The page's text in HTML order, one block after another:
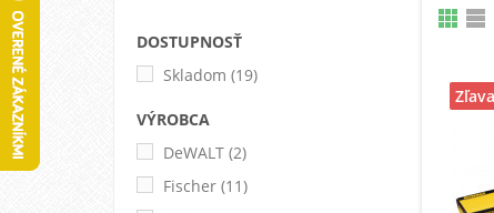
DOSTUPNOSŤ
Skladom (19)
VÝROBCA
DeWALT (2)
Fischer (11)